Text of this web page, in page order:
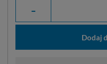
-
Dodaj